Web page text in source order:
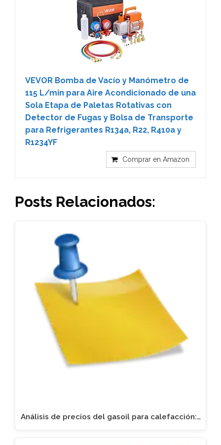
VEVOR Bomba de Vacío y Manómetro de
115 L/min para Aire Acondicionado de una
Sola Etapa de Paletas Rotativas con
Detector de Fugas y Bolsa de Transporte
para Refrigerantes R134a, R22, R410a y
R1234YF
Comprar en Amazon
Posts Relacionados:
Análisis de precios del gasoil para calefacción:…